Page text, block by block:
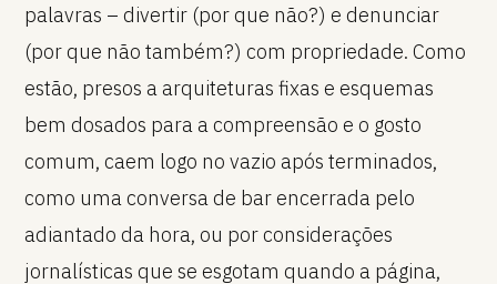
palavras – divertir (por que não?) e denunciar
(por que não também?) com propriedade. Como
estão, presos a arquiteturas fixas e esquemas
bem dosados para a compreensão e o gosto
comum, caem logo no vazio após terminados,
como uma conversa de bar encerrada pelo
adiantado da hora, ou por considerações
jornalísticas que se esgotam quando a página,